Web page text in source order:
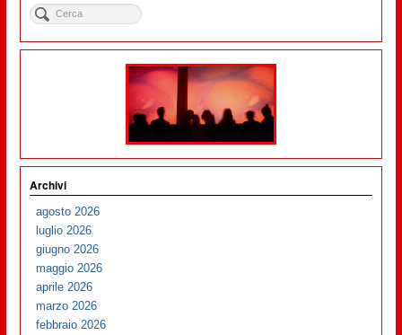
Archivi
agosto 2026
luglio 2026
giugno 2026
maggio 2026
aprile 2026
marzo 2026
febbraio 2026